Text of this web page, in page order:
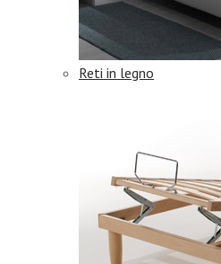
Reti in legno